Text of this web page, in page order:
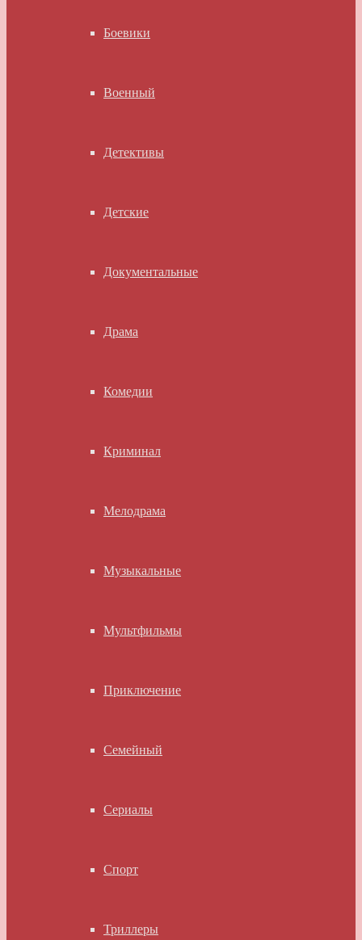
Боевики
Военный
Детективы
Детские
Документальные
Драма
Комедии
Криминал
Мелодрама
Музыкальные
Мультфильмы
Приключение
Семейный
Сериалы
Спорт
Триллеры